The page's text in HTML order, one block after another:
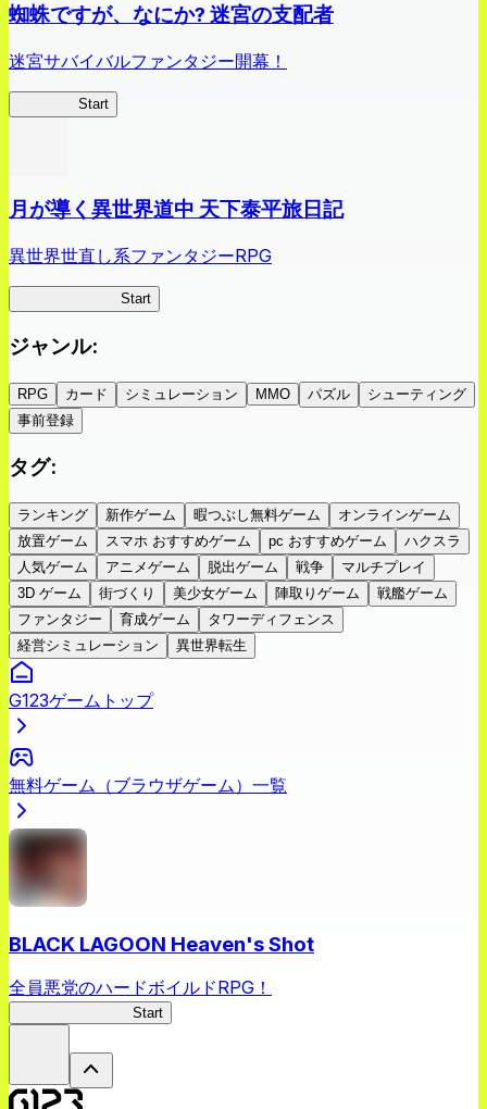
蜘蛛ですが、なにか? 迷宮の支配者
迷宮サバイバルファンタジー開幕！
Start
月が導く異世界道中 天下泰平旅日記
異世界世直し系ファンタジーRPG
Start
ジャンル:
RPG カード シミュレーション MMO パズル
シューティング
事前登録
タグ:
ランキング 新作ゲーム 暇つぶし無料ゲーム
オンラインゲーム
放置ゲーム
スマホ おすすめゲーム pc おすすめゲーム
ハクスラ
人気ゲーム
アニメゲーム 脱出ゲーム 戦争
マルチプレイ
3D ゲーム
街づくり 美少女ゲーム 陣取りゲーム
戦艦ゲーム
ファンタジー
育成ゲーム
タワーディフェンス
経営シミュレーション
異世界転生
G123ゲームトップ
無料ゲーム（ブラウザゲーム）一覧
BLACK LAGOON Heaven's Shot
全員悪党のハードボイルドRPG！
Start